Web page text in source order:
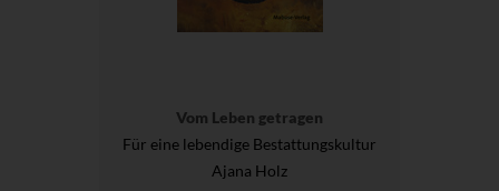
Vom Leben getragen
Für eine lebendige Bestattungskultur
Ajana Holz